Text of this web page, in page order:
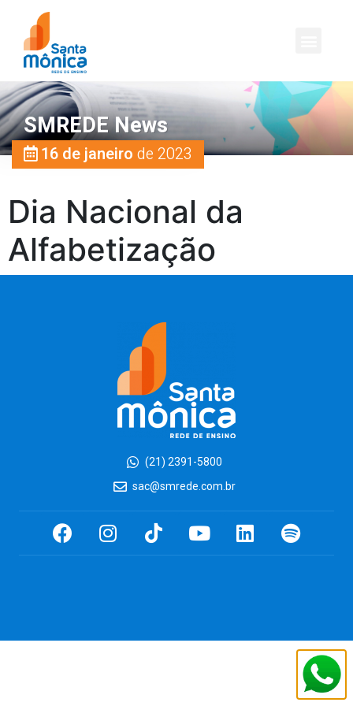
SMREDE News
16 de janeiro de 2023
Dia Nacional da
Alfabetização
(21) 2391-5800
sac@smrede.com.br